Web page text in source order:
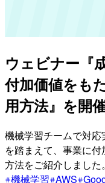
ウェビナー『
付加価値をも
用方法』を開
機械学習チームで対
を踏まえて、事業に
方法をご紹介しました。
機械学習 AWS